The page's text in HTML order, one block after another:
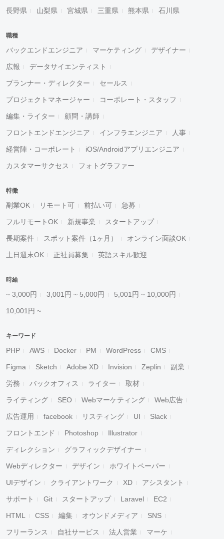
長野県 山梨県 宮城県 三重県 熊本県 石川県
職種
バックエンドエンジニア マーケティング デザイナー
広報 データサイエンティスト
プランナー・ディレクター セールス
プロジェクトマネージャー コーポレート・スタッフ
編集・ライター 顧問・講師
フロントエンドエンジニア インフラエンジニア 人事
経営陣・コーポレート iOS/Androidアプリエンジニア
カスタマーサクセス フォトグラファー
特徴
副業OK リモート可 前払い可 急募
フルリモートOK 新規事業 スタートアップ
長期案件 スポット案件（1ヶ月） オンライン面談OK
土日週末OK 正社員募集 英語スキル歓迎
時給
~ 3,000円 3,001円 ~ 5,000円 5,001円 ~ 10,000円
10,001円 ~
キーワード
PHP AWS Docker PM WordPress CMS
Figma Sketch Adobe XD Invision Zeplin 副業
労務 バックオフィス ライター 取材
ライティング SEO Webマーケティング Web広告
広告運用 facebook リスティング UI Slack
フロントエンド Photoshop Illustrator
ディレクション グラフィックデザイナー
Webディレクター デザイン ホワイトペーパー
UIデザイン クライアントワーク XD アシスタント
サポート Git スタートアップ Laravel EC2
HTML CSS 編集 オウンドメディア SNS
フリーランス 自社サービス 法人営業 マーケ